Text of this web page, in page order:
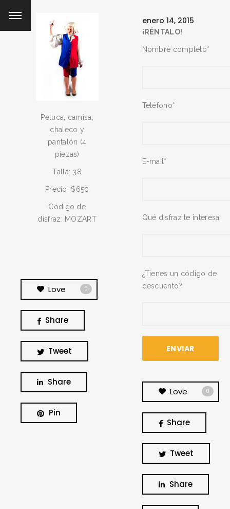
Peluca, camisa,
chaleco y
pantalón (4
piezas)
Talla: 38
Precio: $650
Código de
disfraz: MOZART
Love 0
Share
Tweet
Share
Pin
enero 14, 2015
¡RÉNTALO!
Nombre completo*
Teléfono*
E-mail*
Qué disfraz te interesa
¿Tienes un código de
descuento?
Love 0
Share
Tweet
Share